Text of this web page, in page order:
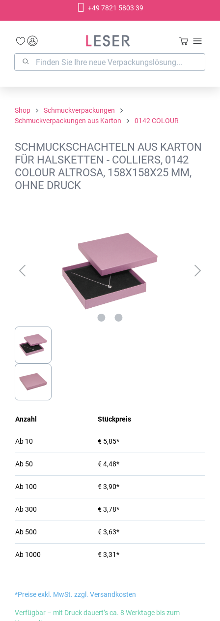
+49 7821 5803 39
Shop
Schmuckverpackungen
Schmuckverpackungen aus Karton
0142 COLOUR
SCHMUCKSCHACHTELN AUS KARTON
FÜR HALSKETTEN - COLLIERS, 0142
COLOUR ALTROSA, 158X158X25 MM,
OHNE DRUCK
Anzahl Stückpreis
Ab 10 € 5,85*
Ab 50 € 4,48*
Ab 100 € 3,90*
Ab300 € 3,78*
Ab 500 € 3,63*
Ab 1000 € 3,31*
*Preise exkl. MwSt. zzgl. Versandkosten
Verfügbar – mit Druck dauert’s ca. 8 Werktage bis zum